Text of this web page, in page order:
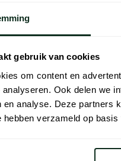
gebruik van cookies
om content en
Ook delen we
en analyse. Deze partners
verzameld op
Vermont witte T-shirts in
100% katoen en voorzien
met een subtiele v-hals
overhemd of als casual item
nu van de Alan Red T-